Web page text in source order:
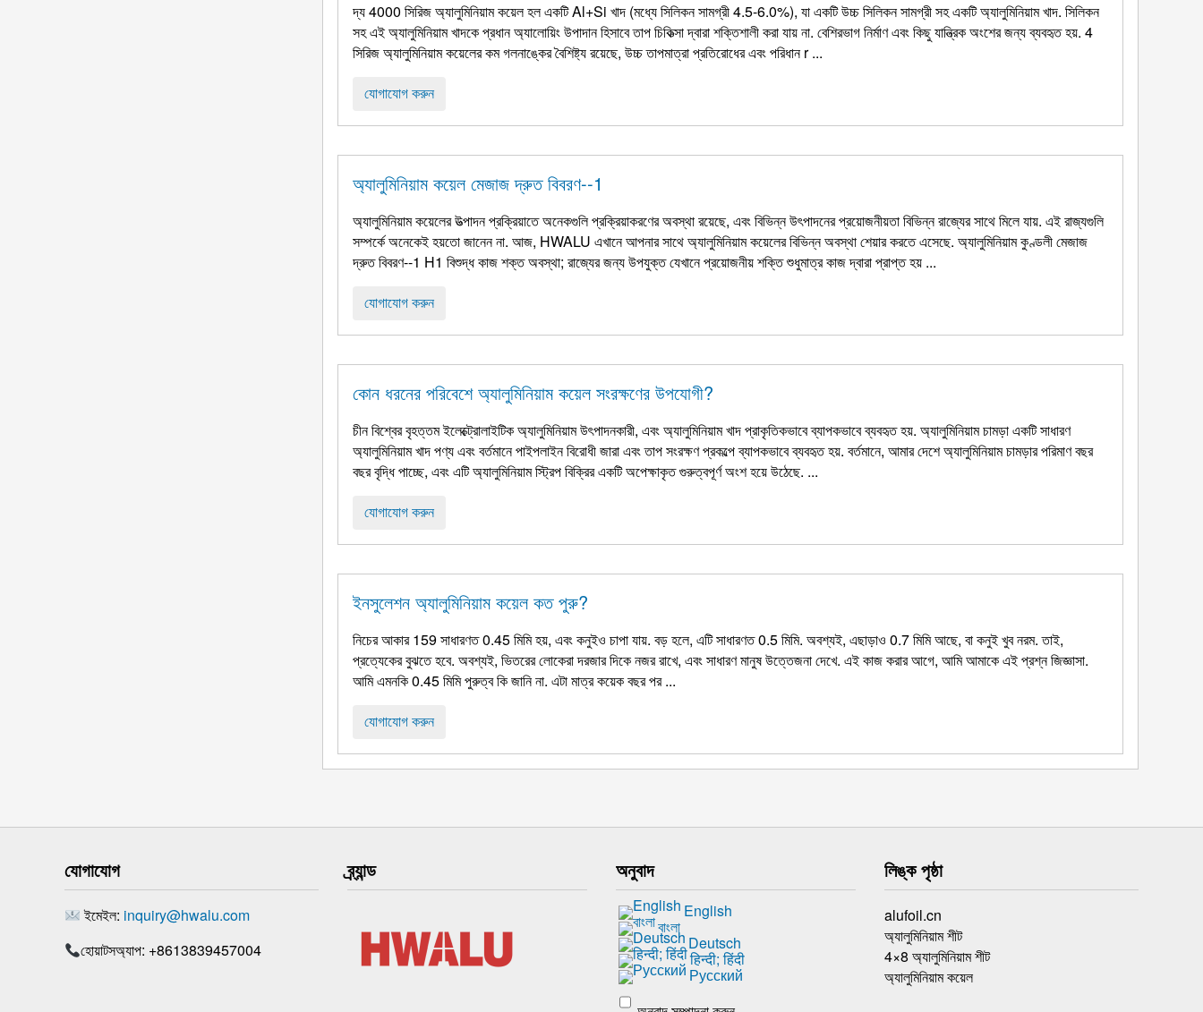
দ্য 4000 সিরিজ অ্যালুমিনিয়াম কয়েল হল একটি Al+Si খাদ (মধ্যে সিলিকন সামগ্রী 4.5-6.0%), যা একটি উচ্চ সিলিকন সামগ্রী সহ একটি অ্যালুমিনিয়াম খাদ. সিলিকন
সহ এই অ্যালুমিনিয়াম খাদকে প্রধান অ্যালোয়িং উপাদান হিসাবে তাপ চিকিত্সা দ্বারা শক্তিশালী করা যায় না. বেশিরভাগ নির্মাণ এবং কিছু যান্ত্রিক অংশের জন্য ব্যবহৃত হয়. 4
সিরিজ অ্যালুমিনিয়াম কয়েলের কম গলনাঙ্কের বৈশিষ্ট্য রয়েছে, উচ্চ তাপমাত্রা প্রতিরোধের এবং পরিধান r ...
যোগাযোগ করুন
অ্যালুমিনিয়াম কয়েল মেজাজ দ্রুত বিবরণ--1
অ্যালুমিনিয়াম কয়েলের উত্পাদন প্রক্রিয়াতে অনেকগুলি প্রক্রিয়াকরণের অবস্থা রয়েছে, এবং বিভিন্ন উৎপাদনের প্রয়োজনীয়তা বিভিন্ন রাজ্যের সাথে মিলে যায়. এই রাজ্যগুলি
সম্পর্কে অনেকেই হয়তো জানেন না. আজ, HWALU এখানে আপনার সাথে অ্যালুমিনিয়াম কয়েলের বিভিন্ন অবস্থা শেয়ার করতে এসেছে. অ্যালুমিনিয়াম কুণ্ডলী মেজাজ
দ্রুত বিবরণ--1 H1 বিশুদ্ধ কাজ শক্ত অবস্থা; রাজ্যের জন্য উপযুক্ত যেখানে প্রয়োজনীয় শক্তি শুধুমাত্র কাজ দ্বারা প্রাপ্ত হয় ...
যোগাযোগ করুন
কোন ধরনের পরিবেশে অ্যালুমিনিয়াম কয়েল সংরক্ষণের উপযোগী?
চীন বিশ্বের বৃহত্তম ইলেক্ট্রোলাইটিক অ্যালুমিনিয়াম উৎপাদনকারী, এবং অ্যালুমিনিয়াম খাদ প্রাকৃতিকভাবে ব্যাপকভাবে ব্যবহৃত হয়. অ্যালুমিনিয়াম চামড়া একটি সাধারণ
অ্যালুমিনিয়াম খাদ পণ্য এবং বর্তমানে পাইপলাইন বিরোধী জারা এবং তাপ সংরক্ষণ প্রকল্পে ব্যাপকভাবে ব্যবহৃত হয়. বর্তমানে, আমার দেশে অ্যালুমিনিয়াম চামড়ার পরিমাণ বছর
বছর বৃদ্ধি পাচ্ছে, এবং এটি অ্যালুমিনিয়াম স্ট্রিপ বিক্রির একটি অপেক্ষাকৃত গুরুত্বপূর্ণ অংশ হয়ে উঠেছে. ...
যোগাযোগ করুন
ইনসুলেশন অ্যালুমিনিয়াম কয়েল কত পুরু?
নিচের আকার 159 সাধারণত 0.45 মিমি হয়, এবং কনুইও চাপা যায়. বড় হলে, এটি সাধারণত 0.5 মিমি. অবশ্যই, এছাড়াও 0.7 মিমি আছে, বা কনুই খুব নরম. তাই,
প্রত্যেকের বুঝতে হবে. অবশ্যই, ভিতরের লোকেরা দরজার দিকে নজর রাখে, এবং সাধারণ মানুষ উত্তেজনা দেখে. এই কাজ করার আগে, আমি আমাকে এই প্রশ্ন জিজ্ঞাসা.
আমি এমনকি 0.45 মিমি পুরুত্ব কি জানি না. এটা মাত্র কয়েক বছর পর ...
যোগাযোগ করুন
যোগাযোগ
ইমেইল: inquiry@hwalu.com
হোয়াটসঅ্যাপ: +8613839457004
ব্র্যান্ড অনুবাদ
English
বাংলা
Deutsch
हिन्दी; हिंदी
Русский
লিঙ্ক পৃষ্ঠা
alufoil.cn
অ্যালুমিনিয়াম শীট
4×8 অ্যালুমিনিয়াম শীট
অ্যালুমিনিয়াম কয়েল